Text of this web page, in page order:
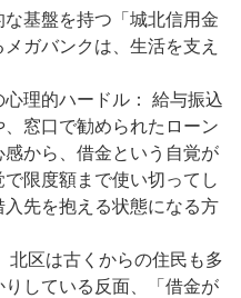
基盤を持つ「城北信用金
ガバンクは、生活を支え
心理的ハードル： 給与振込
窓口で勧められたローン
から、借金という自覚が
限度額まで使い切ってし
先を抱える状態になる方
北区は古くからの住民も多
している反面、「借金が